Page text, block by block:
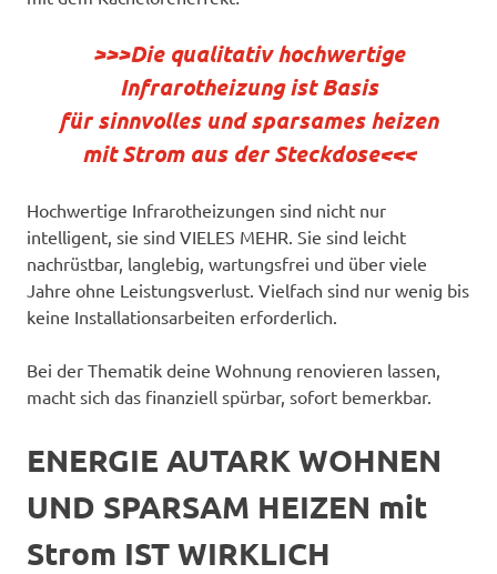
>>>Die qualitativ hochwertige
Infrarotheizung ist Basis
für sinnvolles und sparsames heizen
mit Strom aus der Steckdose<<<
Hochwertige Infrarotheizungen sind nicht nur
intelligent, sie sind VIELES MEHR. Sie sind leicht
nachrüstbar, langlebig, wartungsfrei und über viele
Jahre ohne Leistungsverlust. Vielfach sind nur wenig bis
keine Installationsarbeiten erforderlich.
Bei der Thematik deine Wohnung renovieren lassen,
macht sich das finanziell spürbar, sofort bemerkbar.
ENERGIE AUTARK WOHNEN
UND SPARSAM HEIZEN mit
Strom IST WIRKLICH